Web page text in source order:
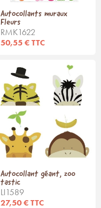
Autocollants muraux
Fleurs
RMK1622
50,55 € TTC
Autocollant géant, zoo
tastic
LI1589
27,50 € TTC